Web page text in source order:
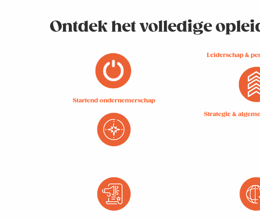
Ontdek het volledige
Startend ondernemerschap
Leiderschap &
Strategie &